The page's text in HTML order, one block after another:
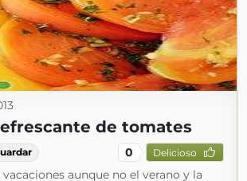
de tomates
0 Delicioso
aunque no el verano y la